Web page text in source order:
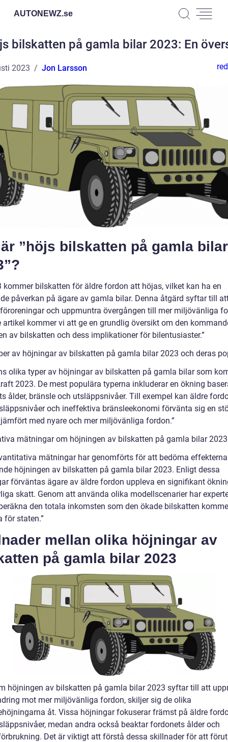
AUTONEWZ.se
bilskatten på gamla bilar 2023: En
2023 Jon Larsson
”höjs bilskatten på gamla bilar
kommer bilskatten för äldre fordon att höjas, vilket kan ha en
påverkan på ägare av gamla bilar. Denna åtgärd syftar till
och uppmuntra övergången till mer miljövänliga
artikel kommer vi att ge en grundlig översikt om den
av bilskatten och dess implikationer för bilentusiaster.”
av höjningar av bilskatten på gamla bilar 2023 och deras
olika typer av höjningar av bilskatten på gamla bilar som
2023. De mest populära typerna inkluderar en ökning
ålder, bränsle och utsläppsnivåer. Till exempel kan äldre
och ineffektiva bränsleekonomi förvänta sig en
med nyare och mer miljövänliga fordon.”
mätningar om höjningen av bilskatten på gamla bilar 2023
mätningar har genomförts för att bedöma
höjningen av bilskatten på gamla bilar 2023. Enligt dessa
förväntas ägare av äldre fordon uppleva en signifikant
skatt. Genom att använda olika modellscenarier har
den totala inkomsten som den ökade bilskatten
för staten.”
mellan olika höjningar av
på gamla bilar 2023
höjningen av bilskatten på gamla bilar 2023 syftar till att
mot mer miljövänliga fordon, skiljer sig de olika
åt. Vissa höjningar fokuserar främst på äldre
medan andra också beaktar fordonets ålder och
Det är viktigt att förstå dessa skillnader för att